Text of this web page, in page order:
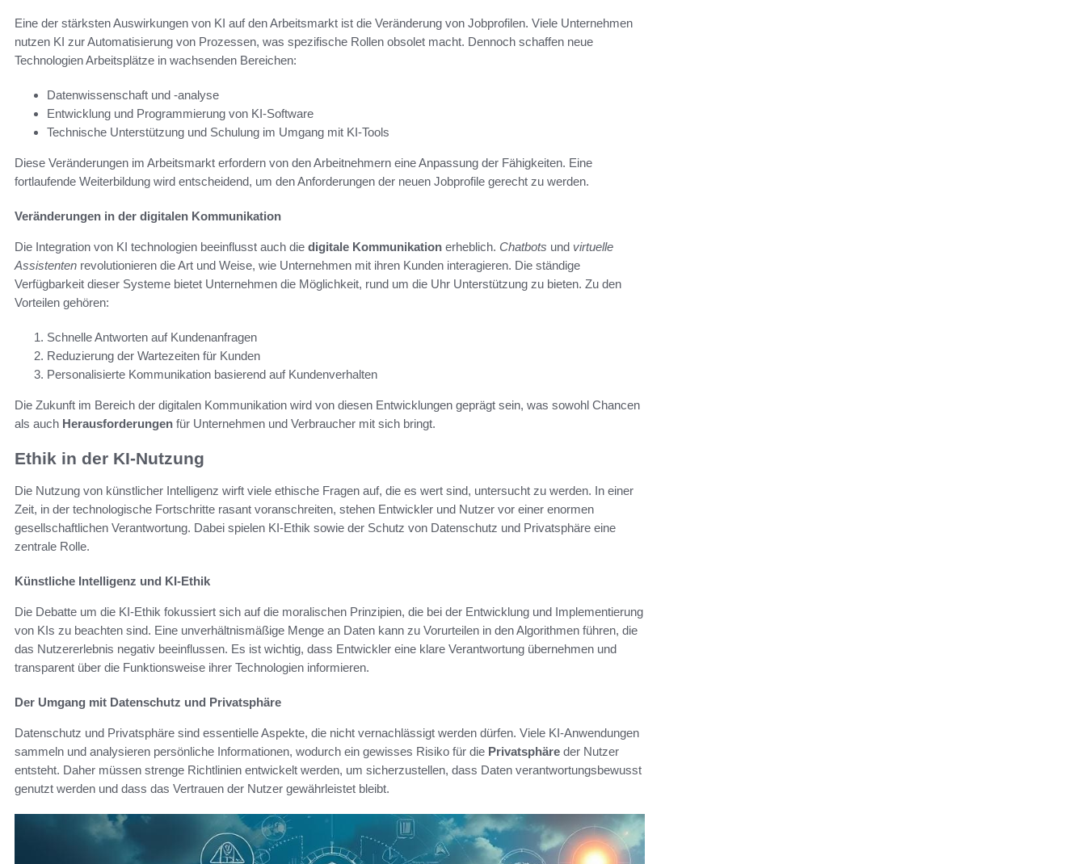
Eine der stärksten Auswirkungen von KI auf den Arbeitsmarkt ist die Veränderung von Jobprofilen. Viele Unternehmen
nutzen KI zur Automatisierung von Prozessen, was spezifische Rollen obsolet macht. Dennoch schaffen neue
Technologien Arbeitsplätze in wachsenden Bereichen:
Datenwissenschaft und -analyse
Entwicklung und Programmierung von KI-Software
Technische Unterstützung und Schulung im Umgang mit KI-Tools
Diese Veränderungen im Arbeitsmarkt erfordern von den Arbeitnehmern eine Anpassung der Fähigkeiten. Eine
fortlaufende Weiterbildung wird entscheidend, um den Anforderungen der neuen Jobprofile gerecht zu werden.
Veränderungen in der digitalen Kommunikation
Die Integration von KI technologien beeinflusst auch die digitale Kommunikation erheblich. Chatbots und virtuelle
Assistenten revolutionieren die Art und Weise, wie Unternehmen mit ihren Kunden interagieren. Die ständige
Verfügbarkeit dieser Systeme bietet Unternehmen die Möglichkeit, rund um die Uhr Unterstützung zu bieten. Zu den
Vorteilen gehören:
Schnelle Antworten auf Kundenanfragen
Reduzierung der Wartezeiten für Kunden
Personalisierte Kommunikation basierend auf Kundenverhalten
Die Zukunft im Bereich der digitalen Kommunikation wird von diesen Entwicklungen geprägt sein, was sowohl Chancen
als auch Herausforderungen für Unternehmen und Verbraucher mit sich bringt.
Ethik in der KI-Nutzung
Die Nutzung von künstlicher Intelligenz wirft viele ethische Fragen auf, die es wert sind, untersucht zu werden. In einer
Zeit, in der technologische Fortschritte rasant voranschreiten, stehen Entwickler und Nutzer vor einer enormen
gesellschaftlichen Verantwortung. Dabei spielen KI-Ethik sowie der Schutz von Datenschutz und Privatsphäre eine
zentrale Rolle.
Künstliche Intelligenz und KI-Ethik
Die Debatte um die KI-Ethik fokussiert sich auf die moralischen Prinzipien, die bei der Entwicklung und Implementierung
von KIs zu beachten sind. Eine unverhältnismäßige Menge an Daten kann zu Vorurteilen in den Algorithmen führen, die
das Nutzererlebnis negativ beeinflussen. Es ist wichtig, dass Entwickler eine klare Verantwortung übernehmen und
transparent über die Funktionsweise ihrer Technologien informieren.
Der Umgang mit Datenschutz und Privatsphäre
Datenschutz und Privatsphäre sind essentielle Aspekte, die nicht vernachlässigt werden dürfen. Viele KI-Anwendungen
sammeln und analysieren persönliche Informationen, wodurch ein gewisses Risiko für die Privatsphäre der Nutzer
entsteht. Daher müssen strenge Richtlinien entwickelt werden, um sicherzustellen, dass Daten verantwortungsbewusst
genutzt werden und dass das Vertrauen der Nutzer gewährleistet bleibt.